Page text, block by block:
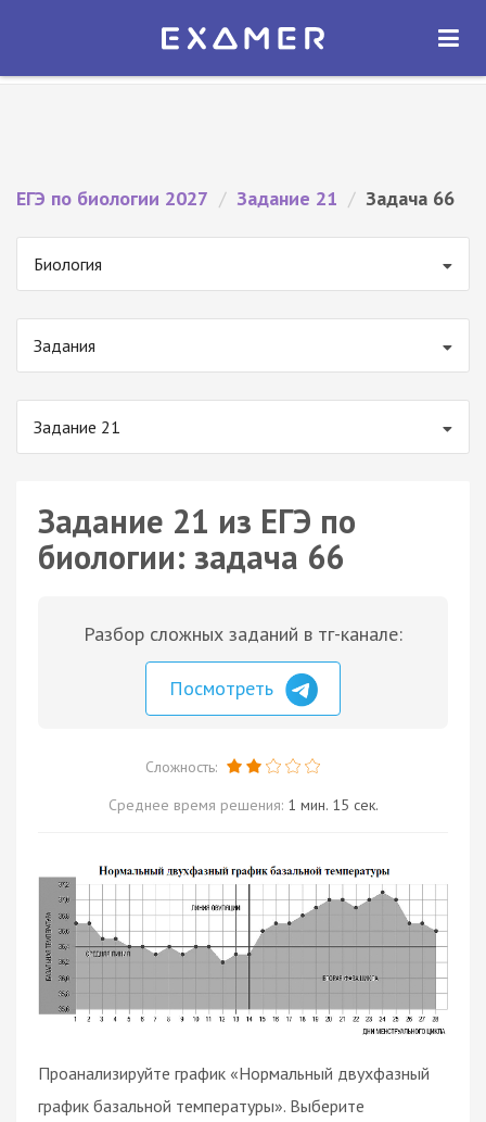
Экзамер — ЕГЭ 2027
ОТКРЫТЬ
ЕГЭ по биологии 2027 / Задание 21 / Задача 66
Биология
Задания
Задание 21
Задание 21 из ЕГЭ по
биологии: задача 66
Разбор сложных заданий в тг-канале:
Посмотреть
Сложность:
Среднее время решения: 1 мин. 15 сек.
Проанализируйте график «Нормальный двухфазный
график базальной температуры». Выберите